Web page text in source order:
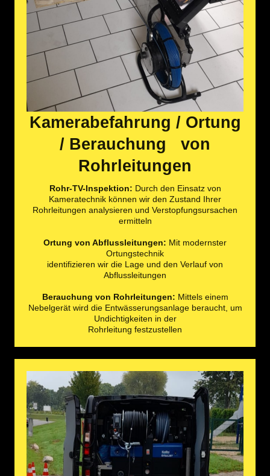
Kamerabefahrung / Ortung
/ Berauchung von
Rohrleitungen
Rohr-TV-Inspektion: Durch den Einsatz von
Kameratechnik können wir den Zustand Ihrer
Rohrleitungen analysieren und Verstopfungsursachen
ermitteln
Ortung von Abflussleitungen: Mit modernster
Ortungstechnik
identifizieren wir die Lage und den Verlauf von
Abflussleitungen
Berauchung von Rohrleitungen: Mittels einem
Nebelgerät wird die Entwässerungsanlage beraucht, um
Undichtigkeiten in der
Rohrleitung festzustellen